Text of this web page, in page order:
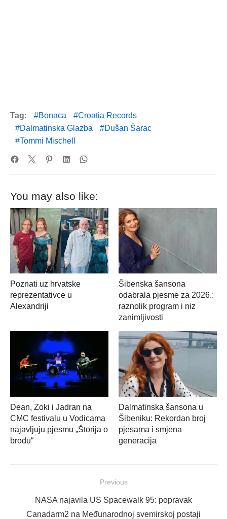
Tag: Bonaca
Croatia Records
Dalmatinska Glazba
Dušan Šarac
Tommi Mischell
You may also like:
Poznati uz hrvatske
reprezentativce u
Alexandriji
Šibenska šansona
odabrala pjesme za 2026.:
raznolik program i niz
zanimljivosti
Dean, Zoki i Jadran na
CMC festivalu u Vodicama
najavljuju pjesmu „Štorija o
brodu“
Dalmatinska šansona u
Šibeniku: Rekordan broj
pjesama i smjena
generacija
objava
Previous
Previous
post:
NASA najavila US Spacewalk 95: popravak
Canadarm2 na Međunarodnoj svemirskoj postaji